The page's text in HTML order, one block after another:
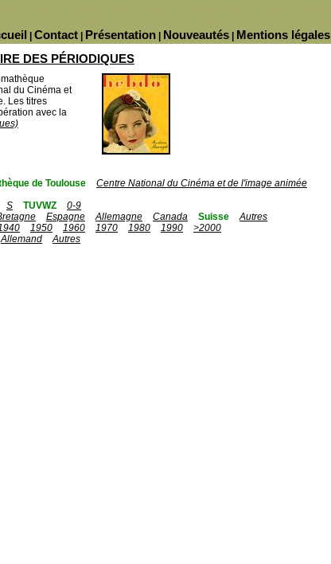
Mentions légales
Nouveautés
Présentation
Contact
DES PÉRIODIQUES
du Cinéma et
Les titres
avec la
de Toulouse
Centre National du Cinéma et de l'image animée
S TUVWZ
0-9
Espagne Allemagne Canada Suisse
Autres
1950 1960 1970 1980 1990
>2000
Allemand
Autres